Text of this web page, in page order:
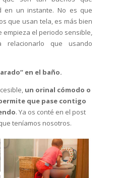
en un instante. No es que
que usan tela, es más bien
empieza el periodo sensible,
que usando
en el baño.
un orinal cómodo o
que pase contigo
. Ya os conté en el post
teníamos nosotros.